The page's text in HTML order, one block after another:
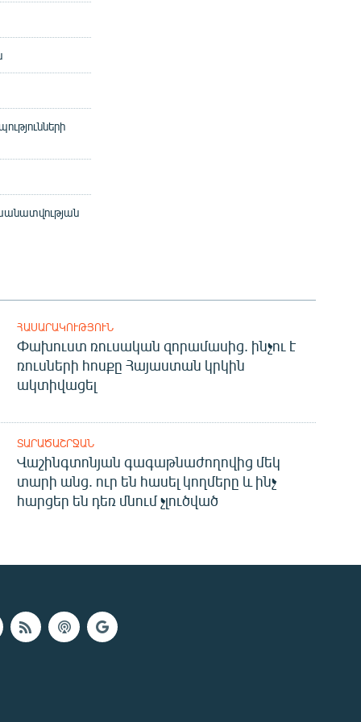
ՀԱՍԱՐԱԿՈՒԹՅՈՒՆ
Փախուստ ռուսական զորամասից. ինչու է
ռուսների հոսքը Հայաստան կրկին
ակտիվացել
ՏԱՐԱԾԱՇՐՋԱՆ
Վաշինգտոնյան գագաթնաժողովից մեկ
տարի անց. ուր են հասել կողմերը և ինչ
հարցեր են դեռ մնում չլուծված